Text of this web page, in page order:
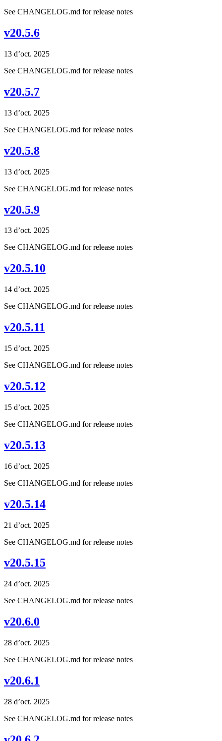
See CHANGELOG.md for release notes
v20.5.6
13 d’oct. 2025
See CHANGELOG.md for release notes
v20.5.7
13 d’oct. 2025
See CHANGELOG.md for release notes
v20.5.8
13 d’oct. 2025
See CHANGELOG.md for release notes
v20.5.9
13 d’oct. 2025
See CHANGELOG.md for release notes
v20.5.10
14 d’oct. 2025
See CHANGELOG.md for release notes
v20.5.11
15 d’oct. 2025
See CHANGELOG.md for release notes
v20.5.12
15 d’oct. 2025
See CHANGELOG.md for release notes
v20.5.13
16 d’oct. 2025
See CHANGELOG.md for release notes
v20.5.14
21 d’oct. 2025
See CHANGELOG.md for release notes
v20.5.15
24 d’oct. 2025
See CHANGELOG.md for release notes
v20.6.0
28 d’oct. 2025
See CHANGELOG.md for release notes
v20.6.1
28 d’oct. 2025
See CHANGELOG.md for release notes